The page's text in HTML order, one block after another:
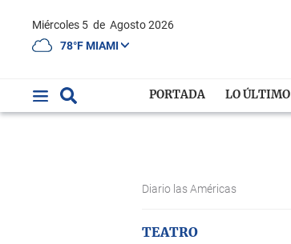
Miércoles 5 de Agosto 2026
78°F MIAMI
PORTADA LO ÚLTIMO
Diario las Américas
TEATRO